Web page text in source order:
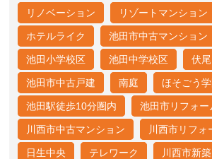
リノベーション リゾートマンション
ホテルライク 池田市中古マンション
池田小学校区 池田中学校区 伏
池田市中古戸建 南庭 ほそごう学
池田駅徒歩10分圏内 池田市リフォー
川西市中古マンション 川西市リフォ
日生中央 テレワーク 川西市新